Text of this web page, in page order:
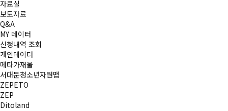
자료실
보도자료
Q&A
MY 데이터
신청내역 조회
개인데이터
메타가재울
서대문청소년자원맵
ZEPETO
ZEP
Ditoland